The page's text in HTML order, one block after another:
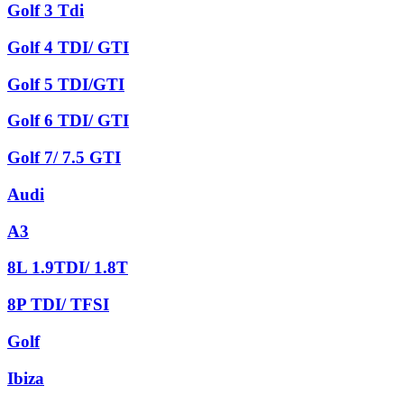
Golf 3 Tdi
Golf 4 TDI/ GTI
Golf 5 TDI/GTI
Golf 6 TDI/ GTI
Golf 7/ 7.5 GTI
Audi
A3
8L 1.9TDI/ 1.8T
8P TDI/ TFSI
Golf
Ibiza